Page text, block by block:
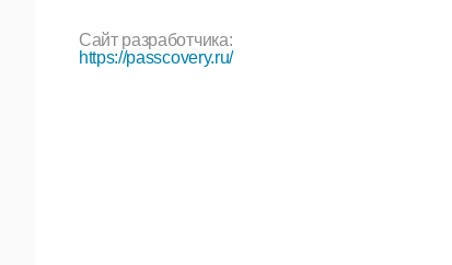
Сайт разработчика:
https://passcovery.ru/